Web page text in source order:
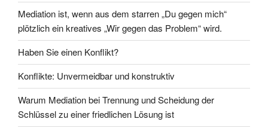
Mediation ist, wenn aus dem starren „Du gegen mich“
plötzlich ein kreatives „Wir gegen das Problem“ wird.
Haben Sie einen Konflikt?
Konflikte: Unvermeidbar und konstruktiv
Warum Mediation bei Trennung und Scheidung der
Schlüssel zu einer friedlichen Lösung ist